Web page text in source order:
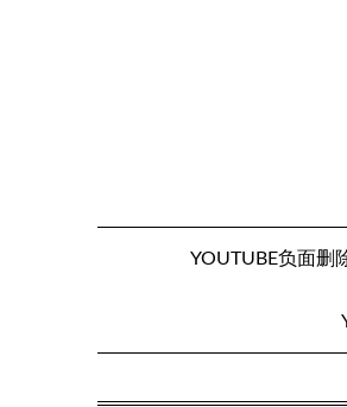
YOUTUBE负面删